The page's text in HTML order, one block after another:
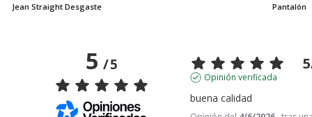
Jean Straight Desgaste
Pantalón
5/5 5
Opinión verificada
buena calidad